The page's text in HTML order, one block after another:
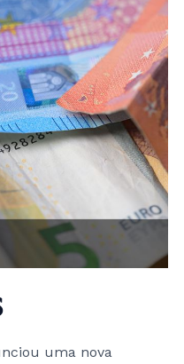
uma nova